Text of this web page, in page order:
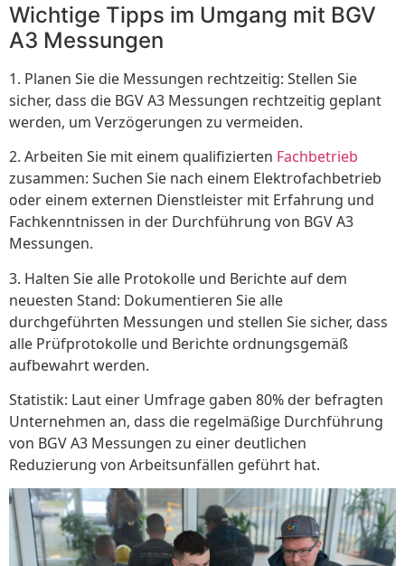
Wichtige Tipps im Umgang mit BGV
A3 Messungen
1. Planen Sie die Messungen rechtzeitig: Stellen Sie
sicher, dass die BGV A3 Messungen rechtzeitig geplant
werden, um Verzögerungen zu vermeiden.
2. Arbeiten Sie mit einem qualifizierten Fachbetrieb
zusammen: Suchen Sie nach einem Elektrofachbetrieb
oder einem externen Dienstleister mit Erfahrung und
Fachkenntnissen in der Durchführung von BGV A3
Messungen.
3. Halten Sie alle Protokolle und Berichte auf dem
neuesten Stand: Dokumentieren Sie alle
durchgeführten Messungen und stellen Sie sicher, dass
alle Prüfprotokolle und Berichte ordnungsgemäß
aufbewahrt werden.
Statistik: Laut einer Umfrage gaben 80% der befragten
Unternehmen an, dass die regelmäßige Durchführung
von BGV A3 Messungen zu einer deutlichen
Reduzierung von Arbeitsunfällen geführt hat.